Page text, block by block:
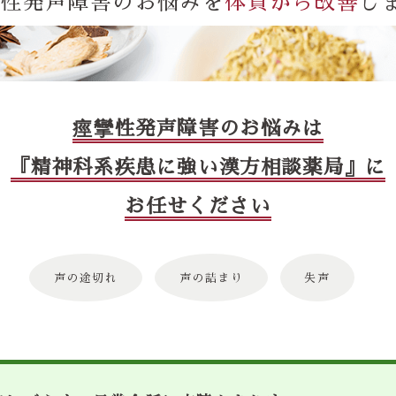
痙攣性発声障害のお悩みは
『精神科系疾患に強い漢方相談薬局』に
お任せください
声の途切れ 声の詰まり 失声